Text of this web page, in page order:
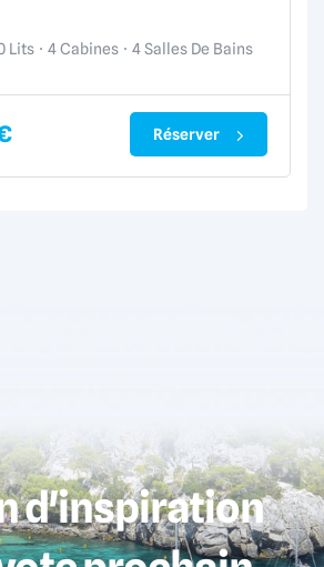
Réserver
d'inspiration